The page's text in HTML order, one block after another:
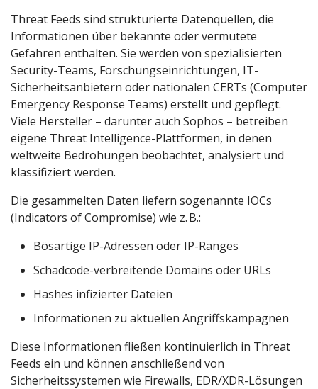
Threat Feeds sind strukturierte Datenquellen, die
Informationen über bekannte oder vermutete
Gefahren enthalten. Sie werden von spezialisierten
Security-Teams, Forschungseinrichtungen, IT-
Sicherheitsanbietern oder nationalen CERTs (Computer
Emergency Response Teams) erstellt und gepflegt.
Viele Hersteller – darunter auch Sophos – betreiben
eigene Threat Intelligence-Plattformen, in denen
weltweite Bedrohungen beobachtet, analysiert und
klassifiziert werden.
Die gesammelten Daten liefern sogenannte IOCs
(Indicators of Compromise) wie z. B.:
Bösartige IP-Adressen oder IP-Ranges
Schadcode-verbreitende Domains oder URLs
Hashes infizierter Dateien
Informationen zu aktuellen Angriffskampagnen
Diese Informationen fließen kontinuierlich in Threat
Feeds ein und können anschließend von
Sicherheitssystemen wie Firewalls, EDR/XDR-Lösungen